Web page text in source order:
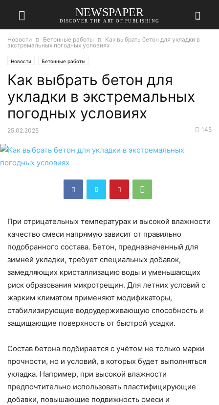
NEWSPAPER
DISCOVER THE ART OF PUBLISHING
Новости Бетонные работы
Как выбрать бетон для укладки в
экстремальных погодных условиях
Новости Бетонные работы
Как выбрать бетон для
укладки в экстремальных
погодных условиях
25.02.2025 145
При отрицательных температурах и высокой влажности
качество смеси напрямую зависит от правильно
подобранного состава. Бетон, предназначенный для
зимней укладки, требует специальных добавок,
замедляющих кристаллизацию воды и уменьшающих
риск образования микротрещин. Для летних условий с
жарким климатом применяют модификаторы,
стабилизирующие водоудерживающую способность и
защищающие поверхность от быстрой усадки.
Состав бетона подбирается с учётом не только марки
прочности, но и условий, в которых будет выполняться
укладка. Например, при высокой влажности
предпочтительно использовать пластифицирующие
добавки, повышающие подвижность смеси и